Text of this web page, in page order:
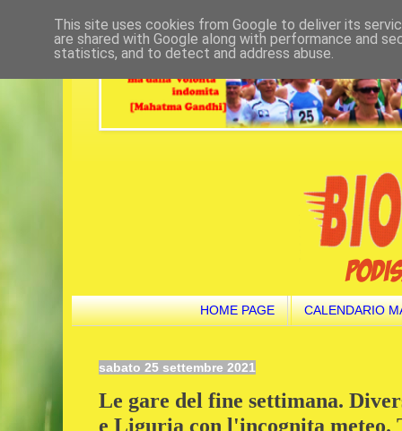
HOME PAGE CALENDARIO
sabato 25 settembre 2021
Le gare del fine settimana.
e Liguria con l'incognita meteo.
This site uses cookies from Google to deliver its
are shared with Google along with performance and
statistics, and to detect and address abuse.